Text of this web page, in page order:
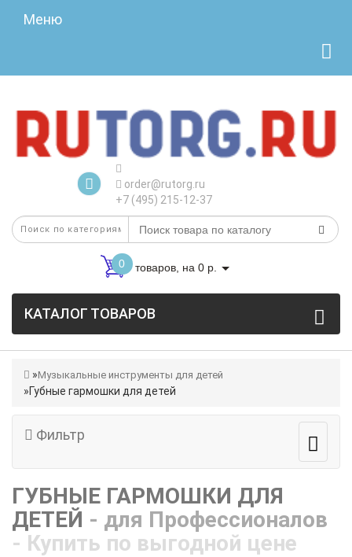
Меню
order@rutorg.ru
+7 (495) 215-12-37
0 товаров, на 0 р.
КАТАЛОГ ТОВАРОВ
Музыкальные инструменты для детей
Губные гармошки для детей
Фильтр
ГУБНЫЕ ГАРМОШКИ ДЛЯ
ДЕТЕЙ - для Профессионалов
- Купить по выгодной цене